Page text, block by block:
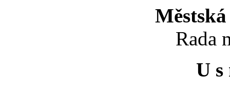
Rada
U s